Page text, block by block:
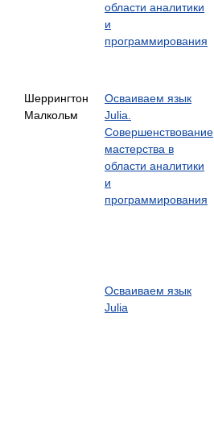
области аналитики
и
программирования
Шеррингтон
Малкольм
Осваиваем язык
Julia.
Совершенствование
мастерства в
области аналитики
и
программирования
Осваиваем язык
Julia